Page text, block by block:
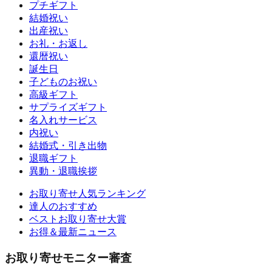
プチギフト
結婚祝い
出産祝い
お礼・お返し
還暦祝い
誕生日
子どものお祝い
高級ギフト
サプライズギフト
名入れサービス
内祝い
結婚式・引き出物
退職ギフト
異動・退職挨拶
お取り寄せ人気ランキング
達人のおすすめ
ベストお取り寄せ大賞
お得＆最新ニュース
お取り寄せモニター審査